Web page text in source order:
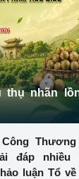
nghiệp
Chính
Sản
lượng
thụ nhãn
Thương
đáp nhiều
luận Tổ